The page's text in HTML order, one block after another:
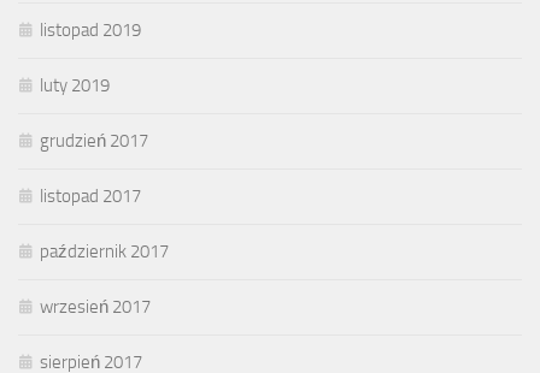
listopad 2019
luty 2019
grudzień 2017
listopad 2017
październik 2017
wrzesień 2017
sierpień 2017